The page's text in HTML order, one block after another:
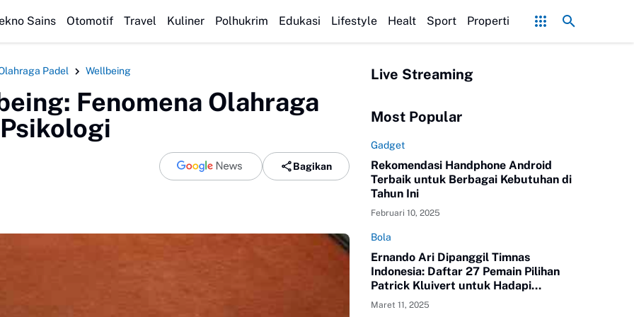
Vs PSS Sleman Anti Rayap Yogyakarta Terbaik: Solusi Rumah Bebas Rayap Rahasia Cara Kurus Cepat Melalui Kombinasi Diet Tinggi
Sains Otomotif Travel Kuliner Polhukrim Edukasi Lifestyle Healt Sport Properti
Padel Wellbeing
Fenomena Olahraga
Bagikan
Live Streaming
Most Popular
Gadget
Rekomendasi Handphone Android
Terbaik untuk Berbagai Kebutuhan di
Tahun Ini
Februari 10, 2025
Bola
Ernando Ari Dipanggil Timnas
Indonesia: Daftar 27 Pemain Pilihan
Patrick Kluivert untuk Hadapi
Australia dan Bahrain
Maret 11, 2025